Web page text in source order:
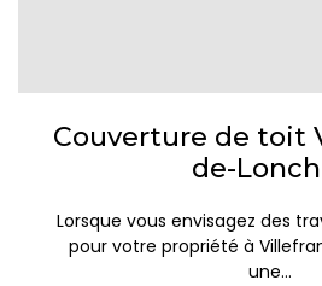
Couverture de toit
de-
Lorsque vous envisagez des
pour votre propriété à
une...